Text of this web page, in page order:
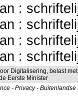
:
:
:
:
Digitalisering, belast
Eerste Minister
- Privacy -